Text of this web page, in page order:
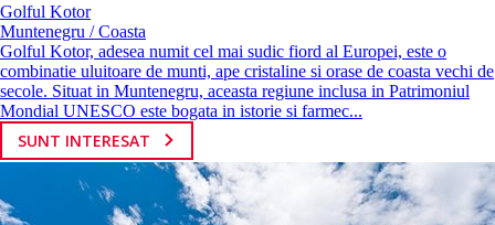
Golful Kotor
Muntenegru / Coasta
Golful Kotor, adesea numit cel mai sudic fiord al Europei, este o
combinatie uluitoare de munti, ape cristaline si orase de coasta vechi de
secole. Situat in Muntenegru, aceasta regiune inclusa in Patrimoniul
Mondial UNESCO este bogata in istorie si farmec...
SUNT INTERESAT